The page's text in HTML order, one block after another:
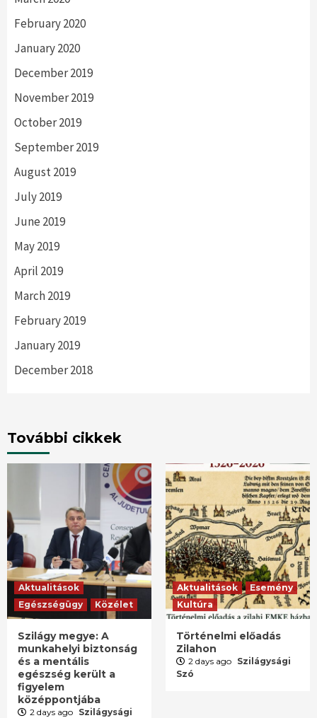
February 2020
January 2020
December 2019
November 2019
October 2019
September 2019
August 2019
July 2019
June 2019
May 2019
April 2019
March 2019
February 2019
January 2019
December 2018
További cikkek
Aktualitások
Egészségügy
Közélet
Szilágy megye: A
munkahelyi biztonság
és a mentális
egészség került a
figyelem
középpontjába
2 days ago Szilágysági
Aktualitások
Esemény
Kultúra
Történelmi előadás
Zilahon
2 days ago Szilágysági
Szó